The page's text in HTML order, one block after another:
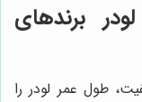
برندهای
طول عمر لودر را